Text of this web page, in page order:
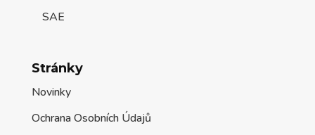
SAE
Stránky
Novinky
Ochrana Osobních Údajů